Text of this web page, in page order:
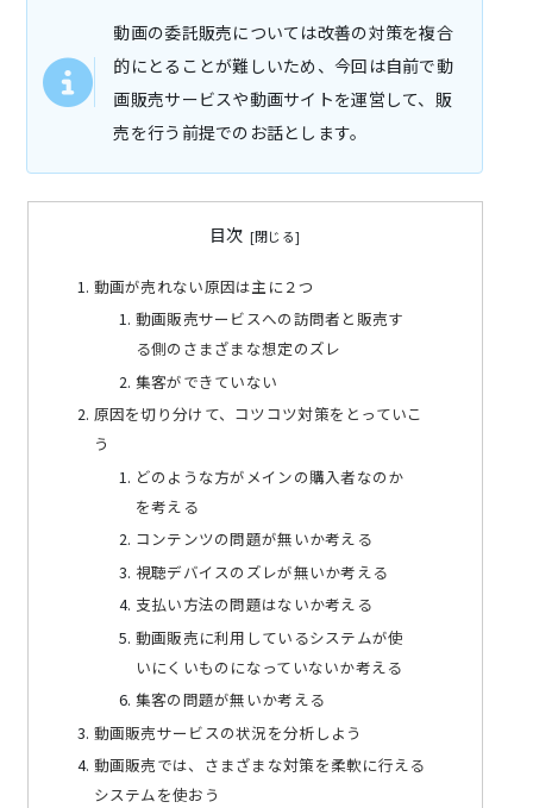
動画の委託販売については改善の対策を複合
的にとることが難しいため、今回は自前で動
画販売サービスや動画サイトを運営して、販
売を行う前提でのお話とします。
目次
動画が売れない原因は主に２つ
動画販売サービスへの訪問者と販売す
る側のさまざまな想定のズレ
集客ができていない
原因を切り分けて、コツコツ対策をとっていこ
う
どのような方がメインの購入者なのか
を考える
コンテンツの問題が無いか考える
視聴デバイスのズレが無いか考える
支払い方法の問題はないか考える
動画販売に利用しているシステムが使
いにくいものになっていないか考える
集客の問題が無いか考える
動画販売サービスの状況を分析しよう
動画販売では、さまざまな対策を柔軟に行える
システムを使おう